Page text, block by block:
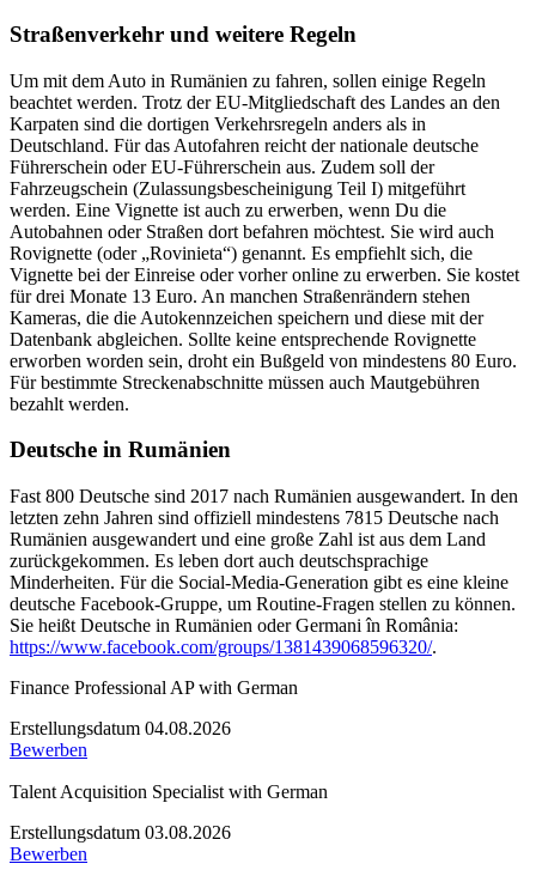
Straßenverkehr und weitere Regeln
Um mit dem Auto in Rumänien zu fahren, sollen einige Regeln
beachtet werden. Trotz der EU-Mitgliedschaft des Landes an den
Karpaten sind die dortigen Verkehrsregeln anders als in
Deutschland. Für das Autofahren reicht der nationale deutsche
Führerschein oder EU-Führerschein aus. Zudem soll der
Fahrzeugschein (Zulassungsbescheinigung Teil I) mitgeführt
werden. Eine Vignette ist auch zu erwerben, wenn Du die
Autobahnen oder Straßen dort befahren möchtest. Sie wird auch
Rovignette (oder „Rovinieta“) genannt. Es empfiehlt sich, die
Vignette bei der Einreise oder vorher online zu erwerben. Sie kostet
für drei Monate 13 Euro. An manchen Straßenrändern stehen
Kameras, die die Autokennzeichen speichern und diese mit der
Datenbank abgleichen. Sollte keine entsprechende Rovignette
erworben worden sein, droht ein Bußgeld von mindestens 80 Euro.
Für bestimmte Streckenabschnitte müssen auch Mautgebühren
bezahlt werden.
Deutsche in Rumänien
Fast 800 Deutsche sind 2017 nach Rumänien ausgewandert. In den
letzten zehn Jahren sind offiziell mindestens 7815 Deutsche nach
Rumänien ausgewandert und eine große Zahl ist aus dem Land
zurückgekommen. Es leben dort auch deutschsprachige
Minderheiten. Für die Social-Media-Generation gibt es eine kleine
deutsche Facebook-Gruppe, um Routine-Fragen stellen zu können.
Sie heißt Deutsche in Rumänien oder Germani în România:
https://www.facebook.com/groups/1381439068596320/.
Finance Professional AP with German
Erstellungsdatum 04.08.2026
Bewerben
Talent Acquisition Specialist with German
Erstellungsdatum 03.08.2026
Bewerben